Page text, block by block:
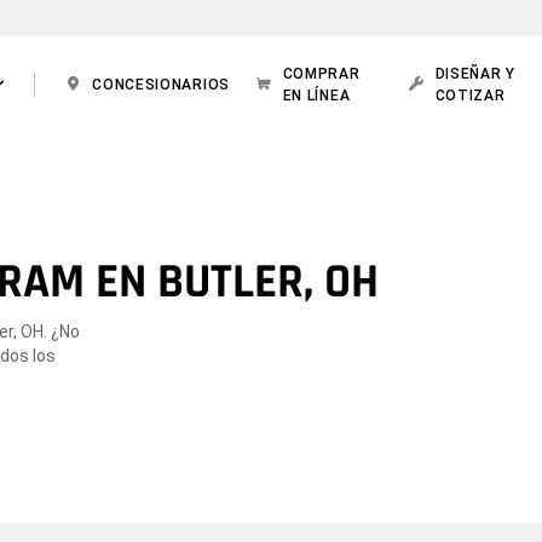
CONCESIONARIOS
COMPRAR
EN LÍNEA
DISEÑAR Y
COTIZAR
EN BUTLER, OH
OH. ¿No
los